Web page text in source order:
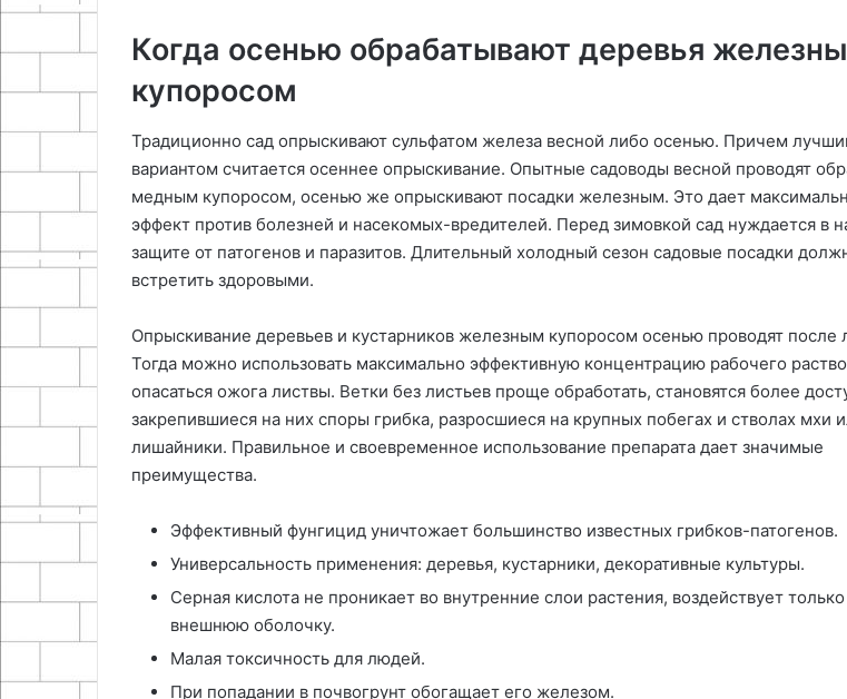
Когда осенью обрабатывают деревья
купоросом
Традиционно сад опрыскивают сульфатом железа весной либо осенью. Причем
вариантом считается осеннее опрыскивание. Опытные садоводы весной проводят
медным купоросом, осенью же опрыскивают посадки железным. Это дает
эффект против болезней и насекомых-вредителей. Перед зимовкой сад нуждается в
защите от патогенов и паразитов. Длительный холодный сезон садовые посадки
встретить здоровыми.
Опрыскивание деревьев и кустарников железным купоросом осенью проводят после
Тогда можно использовать максимально эффективную концентрацию рабочего
опасаться ожога листвы. Ветки без листьев проще обработать, становятся более
закрепившиеся на них споры грибка, разросшиеся на крупных побегах и стволах мхи
лишайники. Правильное и своевременное использование препарата дает значимые
преимущества.
Эффективный фунгицид уничтожает большинство известных грибков-патогенов.
Универсальность применения: деревья, кустарники, декоративные культуры.
Серная кислота не проникает во внутренние слои растения, воздействует
внешнюю оболочку.
Малая токсичность для людей.
При попадании в почвогрунт обогащает его железом.